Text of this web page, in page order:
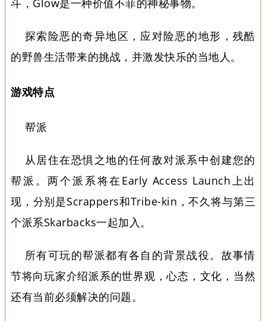
探索险恶的奇异地区，应对险恶的地形，残酷
的野兽生活带来的挑战，并激发快乐的当地人。
游戏特点
帮派
从居住在恐惧之地的任何敌对派系中创建您的
帮派。两个派系将在Early Access Launch上出
现，分别是Scrappers和Tribe-kin，不久将与第三
个派系Skarbacks一起加入。
所有可玩的帮派都有各自的背景战役。故事情
节将向玩家介绍派系的世界观，心态，文化，当然
还有当前必须解决的问题。